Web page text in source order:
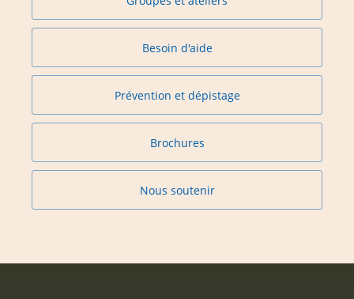
Besoin d'aide
Prévention et dépistage
Brochures
Nous soutenir